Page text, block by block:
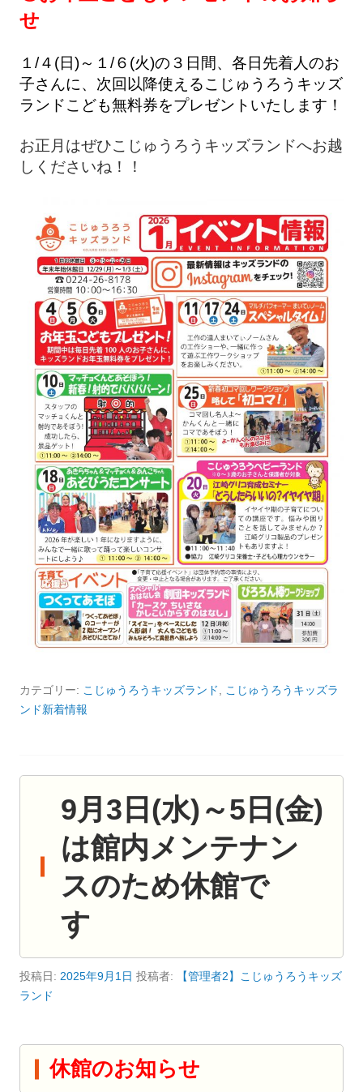
せ
１/４(日)～１/６(火)の３日間、各日先着人のお
子さんに、次回以降使えるこじゅうろうキッズ
ランドこども無料券をプレゼントいたします！
お正月はぜひこじゅうろうキッズランドへお越
しくださいね！！
カテゴリー: こじゅうろうキッズランド, こじゅうろうキッズラ
ンド新着情報
9月3日(水)～5日(金)
は館内メンテナン
スのため休館で
す
投稿日: 2025年9月1日 投稿者:
【管理者2】こじゅうろうキッズ
ランド
休館のお知らせ